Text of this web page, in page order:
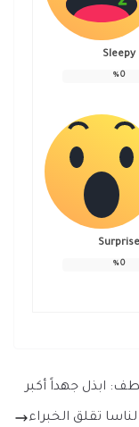
Sleepy
0
%
Surprise
0
%
ابذل جهداً أكبر
تقلق الخبراء